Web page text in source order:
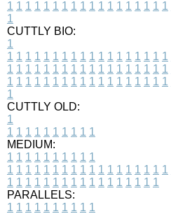
1 1 1 1 1 1 1 1 1 1 1 1 1 1 1 1 1 1
1
CUTTLY BIO:
1
1 1 1 1 1 1 1 1 1 1 1 1 1 1 1 1 1 1
1 1 1 1 1 1 1 1 1 1 1 1 1 1 1 1 1 1
1 1 1 1 1 1 1 1 1 1 1 1 1 1 1 1 1 1
1
CUTTLY OLD:
1
1 1 1 1 1 1 1 1 1 1
MEDIUM:
1 1 1 1 1 1 1 1 1 1
1 1 1 1 1 1 1 1 1 1 1 1 1 1 1 1 1 1
1 1 1 1 1 1 1 1 1 1 1 1 1 1 1 1 1
PARALLELS:
1 1 1 1 1 1 1 1 1 1